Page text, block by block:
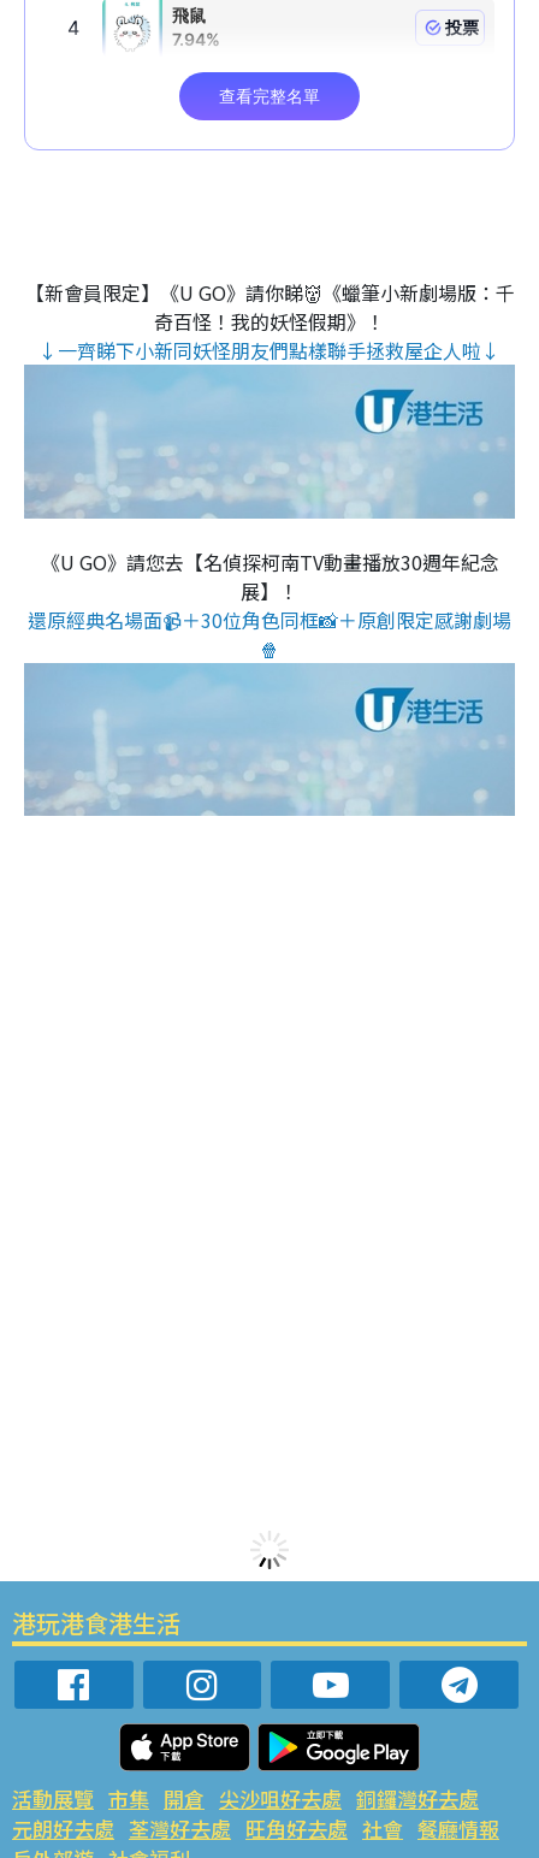
【新會員限定】《U GO》請你睇👹《蠟筆小新劇場版：千
奇百怪！我的妖怪假期》！
↓一齊睇下小新同妖怪朋友們點樣聯手拯救屋企人啦↓
《U GO》請您去【名偵探柯南TV動畫播放30週年紀念
展】！
還原經典名場面📹＋30位角色同框📸＋原創限定感謝劇場
🍿
港玩港食港生活
活動展覽 市集 開倉 尖沙咀好去處 銅鑼灣好去處
元朗好去處 荃灣好去處 旺角好去處 社會 餐廳情報